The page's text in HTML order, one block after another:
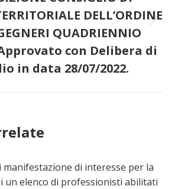
Prossimo
post:
DELL’ORDINE
QUADRIENNIO
Approvato con Delibera di
in data 28/07/2022.
manifestazione di interesse per la
un elenco di professionisti abilitati